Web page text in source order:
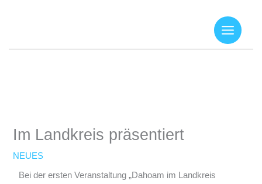
Im Landkreis präsentiert
NEUES
Bei der ersten Veranstaltung „Dahoam im Landkreis